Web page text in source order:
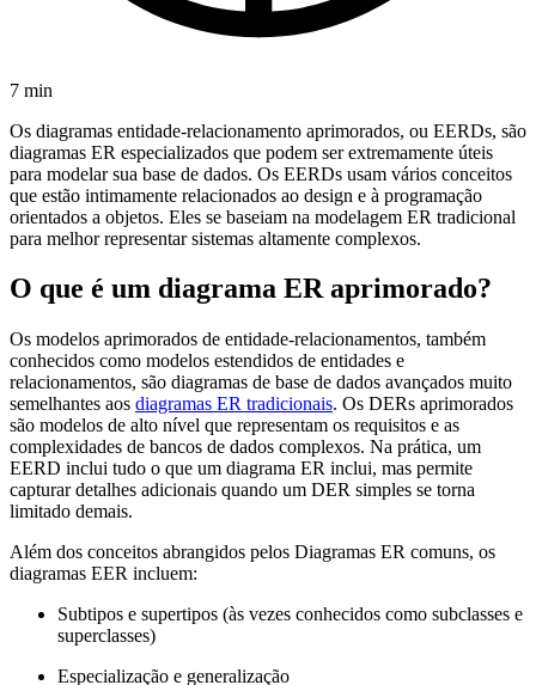
7 min
Os diagramas entidade-relacionamento aprimorados, ou EERDs, são
diagramas ER especializados que podem ser extremamente úteis
para modelar sua base de dados. Os EERDs usam vários conceitos
que estão intimamente relacionados ao design e à programação
orientados a objetos. Eles se baseiam na modelagem ER tradicional
para melhor representar sistemas altamente complexos.
O que é um diagrama ER aprimorado?
Os modelos aprimorados de entidade-relacionamentos, também
conhecidos como modelos estendidos de entidades e
relacionamentos, são diagramas de base de dados avançados muito
semelhantes aos diagramas ER tradicionais. Os DERs aprimorados
são modelos de alto nível que representam os requisitos e as
complexidades de bancos de dados complexos. Na prática, um
EERD inclui tudo o que um diagrama ER inclui, mas permite
capturar detalhes adicionais quando um DER simples se torna
limitado demais.
Além dos conceitos abrangidos pelos Diagramas ER comuns, os
diagramas EER incluem:
Subtipos e supertipos (às vezes conhecidos como subclasses e
superclasses)
Especialização e generalização